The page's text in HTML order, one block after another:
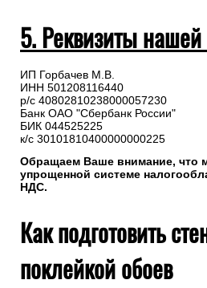
5. Реквизиты
ИП Горбачев М.В.
ИНН 501208116440
р/с 40802810238000057230
Банк ОАО "Сбербанк России"
БИК 044525225
к/с 30101810400000000225
Обращаем Ваше внимание, что
упрощенной системе
НДС.
Как подготовить
поклейкой обоев